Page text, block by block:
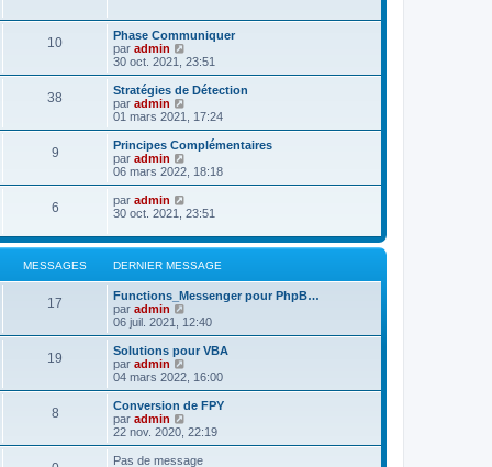
e
s
a
g
e
e
r
i
e
r
s
s
g
e
10
Phase Communiquer
par admin
o
i
r
d
r
n
i
m
s
a
g
e
30 oct. 2021, 23:51
38
Stratégies de Détection
par admin
i
r
e
d
r
n
i
e
r
m
e
s
a
g
e
01 mars 2021, 17:24
9
Principes Complémentaires
par admin
o
i
l
d
e
r
i
e
r
m
e
s
a
g
e
06 mars 2022, 18:18
6 par admin
o
r
l
e
e
r
n
i
r
m
e
s
s
g
e
30 oct. 2021, 23:51
MESSAGES DERNIER MESSAGE
17
Functions_Messenger pour PhpB…
par admin
o
i
r
e
d
e
r
n
i
06 juil. 2021, 12:40
19
Solutions pour VBA
par admin
o
i
r
e
04 mars 2022, 16:00
8
Conversion de FPY
par admin
o
i
r
22 nov. 2020, 22:19
Pas de message